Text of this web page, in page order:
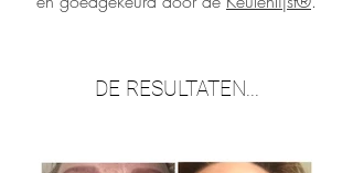
DE RESULTATEN...